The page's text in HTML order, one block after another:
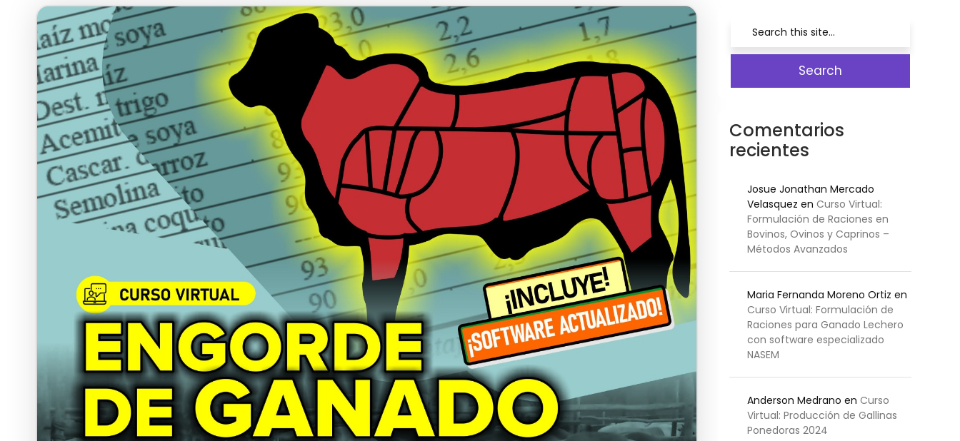
Comentarios
recientes
Josue Jonathan Mercado
Velasquez en Curso Virtual:
Formulación de Raciones en
Bovinos, Ovinos y Caprinos –
Métodos Avanzados
Maria Fernanda Moreno Ortiz en
Curso Virtual: Formulación de
Raciones para Ganado Lechero
con software especializado
NASEM
Anderson Medrano en Curso
Virtual: Producción de Gallinas
Ponedoras 2024